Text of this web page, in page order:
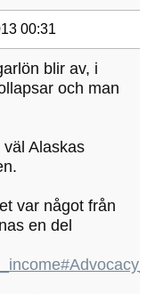
00:31
blir av, i
och man
Alaskas
var något från
en del